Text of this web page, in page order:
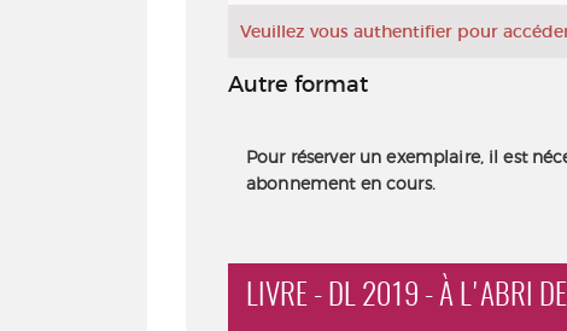
Veuillez vous authentifier pour
Autre format
Pour réserver un exemplaire, il est
abonnement en cours.
LIVRE - DL 2019 - À L'ABRI